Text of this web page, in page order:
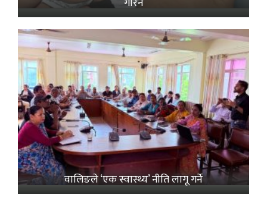
वालिङले ‘एक स्वास्थ्य’ नीति लागू गर्ने